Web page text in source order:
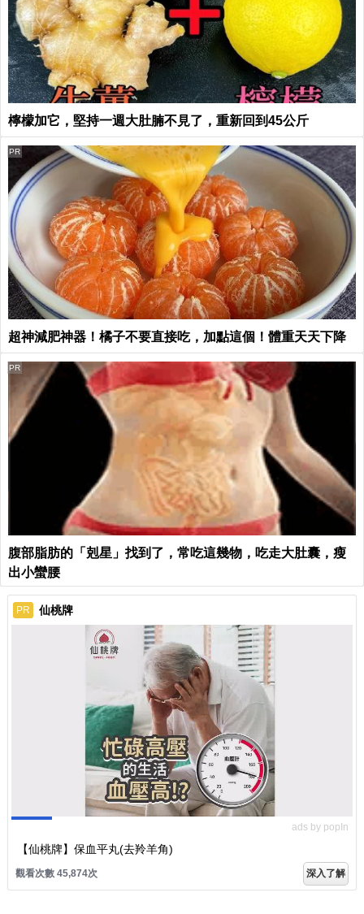
檸檬加它，堅持一週大肚腩不見了，重新回到45公斤
超神減肥神器！橘子不要直接吃，加點這個！體重天天下降
PR
腹部脂肪的「剋星」找到了，常吃這幾物，吃走大肚囊，瘦
出小蠻腰
PR
PR 仙桃牌
ads by popIn
【仙桃牌】保血平丸(去羚羊角)
觀看次數 45,874次 深入了解